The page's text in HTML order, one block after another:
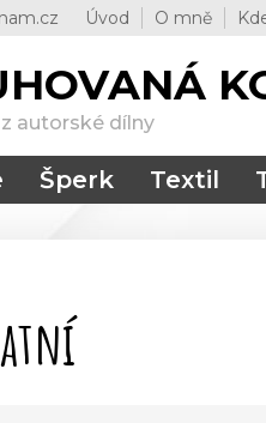
Úvod O mně
autorské dílny
Šperk Textil